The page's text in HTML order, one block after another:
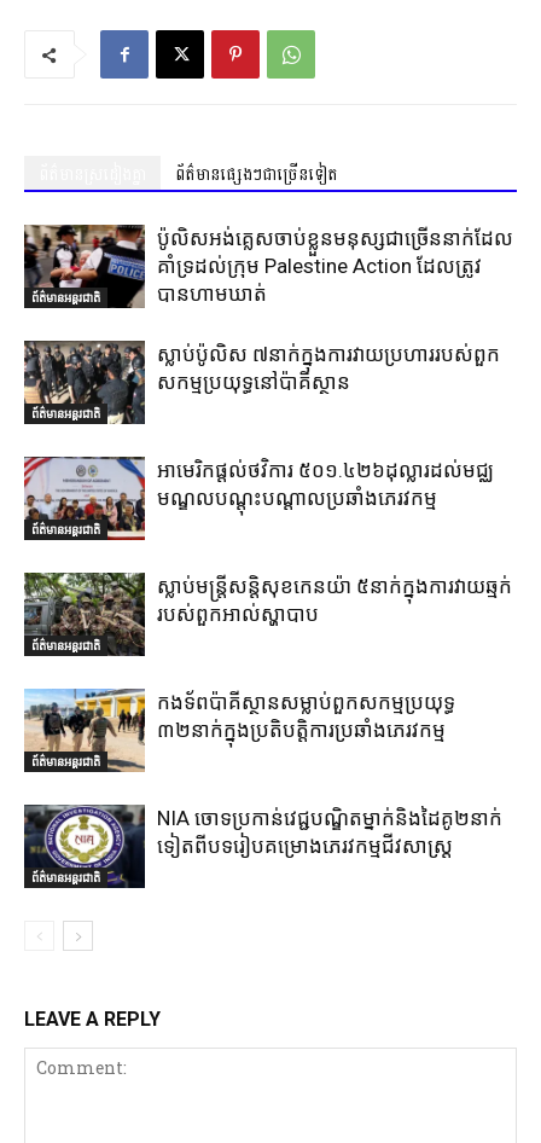
ព័ត៌មានផ្សេងៗជាច្រើនទៀត
ព័ត៌មានអន្តរជាតិ
ប៉ូលិសអង់គ្លេសចាប់ខ្លួនមនុស្សជាច្រើននាក់ដែល
គាំទ្រដល់ក្រុម Palestine Action ដែលត្រូវ
បានហាមឃាត់
ព័ត៌មានអន្តរជាតិ
ស្លាប់ប៉ូលិស ៧នាក់ក្នុងការវាយប្រហាររបស់ពួក
សកម្មប្រយុទ្ធនៅប៉ាគីស្ថាន
ព័ត៌មានអន្តរជាតិ
អាមេរិកផ្តល់ថវិការ ៥០១.៤២៦ដុល្លារដល់មជ្ឈ
មណ្ឌលបណ្តុះបណ្តាលប្រឆាំងភេរវកម្ម
ព័ត៌មានអន្តរជាតិ
ស្លាប់មន្ត្រីសន្តិសុខកេនយ៉ា ៥នាក់ក្នុងការវាយឆ្មក់
របស់ពួកអាល់ស្ហាបាប
ព័ត៌មានអន្តរជាតិ
កងទ័ពប៉ាគីស្ថានសម្លាប់ពួកសកម្មប្រយុទ្ធ
៣២នាក់ក្នុងប្រតិបត្តិការប្រឆាំងភេរវកម្ម
ព័ត៌មានអន្តរជាតិ
NIA ចោទប្រកាន់វេជ្ជបណ្ឌិតម្នាក់និងដៃគូ២នាក់
ទៀតពីបទរៀបគម្រោងភេរវកម្មជីវសាស្ត្រ
LEAVE A REPLY